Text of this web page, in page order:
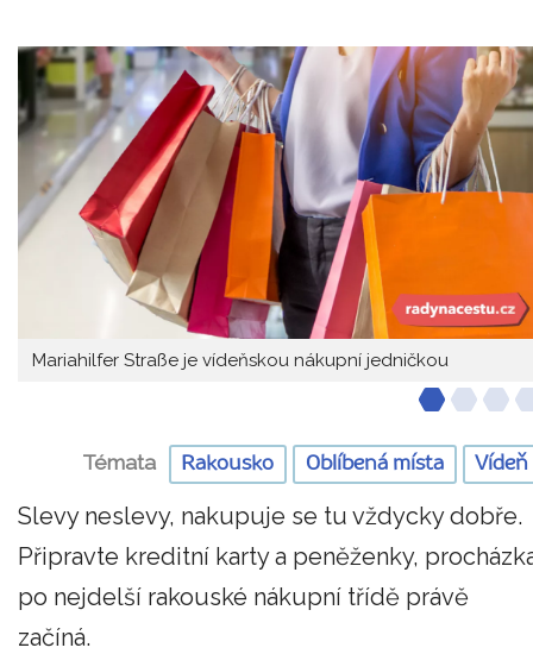
Mariahilfer Straße je vídeňskou nákupní jedničkou
Témata Rakousko Oblíbená místa Vídeň
Slevy neslevy, nakupuje se tu vždycky dobře.
Připravte kreditní karty a peněženky,
po nejdelší rakouské nákupní třídě právě
začíná.